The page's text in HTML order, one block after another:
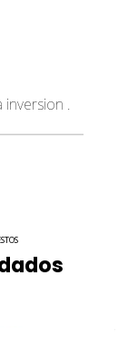
inversion .